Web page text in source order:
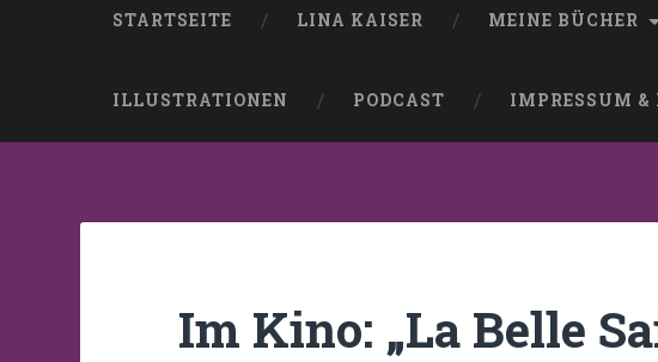
STARTSEITE LINA KAISER MEINE BÜCHER
ILLUSTRATIONEN PODCAST IMPRESSUM &
Im Kino: „La Belle